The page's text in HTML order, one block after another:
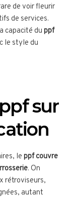
de voir fleurir
de services.
capacité du ppf
le style du
sur
le ppf couvre
. On
rétroviseurs,
autant